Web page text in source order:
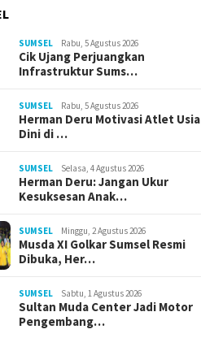
SUMSEL Rabu, 5 Agustus 2026
Cik Ujang Perjuangkan
Infrastruktur Sums…
SUMSEL Rabu, 5 Agustus 2026
Herman Deru Motivasi Atlet Usia
Dini di …
SUMSEL Selasa, 4 Agustus 2026
Herman Deru: Jangan Ukur
Kesuksesan Anak…
SUMSEL Minggu, 2 Agustus 2026
Musda XI Golkar Sumsel Resmi
Dibuka, Her…
SUMSEL Sabtu, 1 Agustus 2026
Sultan Muda Center Jadi Motor
Pengembang…